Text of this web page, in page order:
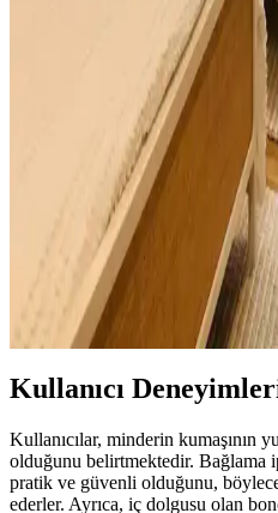
Yaşlanan Köpekler İçin
Yardımcı Ürün
Yaşlanan köpeklerin eklem
kaymaz, canlı renklerde ve kolay
ayrıca rampa ve basamak gibi
Plaj Evlerinde Misafir
Fonksiyonellik Öne Çıkıyor
Plaj evlerinde misafir odası
depolama ve dekorasyon
Misafirlerin rahatlığı için pratik
Kullanıcı
Kullanıcılar, minderin kumaşının
olduğunu belirtmektedir. Bağlama
pratik ve güvenli olduğunu,
ederler. Ayrıca, iç dolgusu olan